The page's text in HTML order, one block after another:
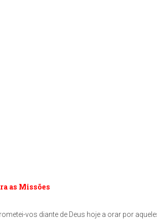
as Missões
vos diante de Deus hoje a orar por